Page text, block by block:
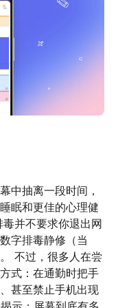
中抽离一段时间，
眠和更佳的心理健
并不要求你退出网
字排毒静修（当
不过，很多人在尝
式：在通勤时把手
甚至禁止手机出现